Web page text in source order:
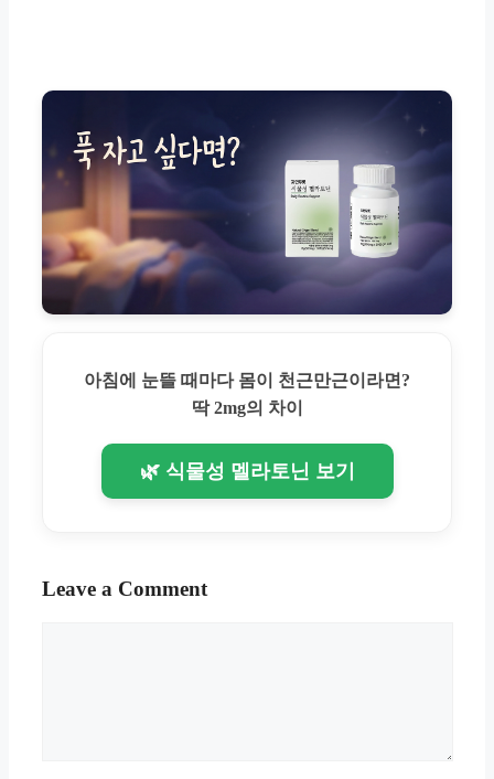
아침에 눈뜰 때마다 몸이 천근만근이라면?
딱 2mg의 차이
🌿 식물성 멜라토닌 보기
Leave a Comment